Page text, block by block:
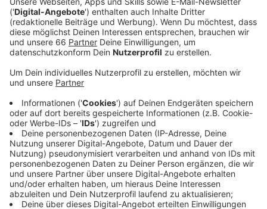
gegen die Tischtennisweltmacht China verloren.
Veröffentlicht:Freitag, 06.08.2021 15:25
Anzeige
Nur die allergrößten Optimisten hatten auf Gold
gesetzt. Zu übermächtig ist China. Bei allen drei bisher
ausgetragenen Team-Wettbewerben bei den
Olympischen Spielen haben die Dauersieger die
Goldmedaille geholt. Genau deshalb kann Deutschland
auch mit erhobenem Haupt die Rückreise in die Heimat
antreten. Timo Boll muss dann schnell wieder den
Schalter umlegen. Heute in zwei Wochen (20. August)